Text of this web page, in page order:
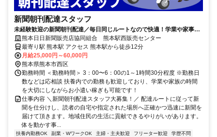
新聞朝刊配達スタッフ
未経験歓迎の新聞朝刊配達／毎日同じルートなので快適！学業や家事と
の両立やWワークにもぴったりなお仕事！
熊本日日新聞販売店協同組合 熊本駅西販売センター
最寄り駅 熊本駅 アクセス 熊本駅から徒歩12分
月給25,000円～60,000円
熊本県熊本市西区
勤務時間 ＜勤務時間＞ 3：00〜6：00の1～1時間30分程度 ※勤務日
数などは応相談 扶養内での勤務も歓迎しており、学業や家族の時間
を大切にしながらお小遣い稼ぎも可能です！
仕事内容 ＼新聞朝刊配達スタッフ大募集！／ 配達ルートに従って新
聞を仕分けし、読者の自宅や指定された場所へ正確かつ迅速に新聞を
届けて頂きます。地域住民の生活に貢献できるやりがいがあります。
体を動かす事...
扶養内勤務OK 副業・WワークOK 主婦・主夫歓迎 フリーター歓迎
学歴不問